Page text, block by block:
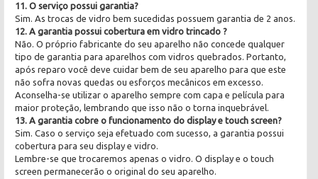
11. O serviço possui garantia?
Sim. As trocas de vidro bem sucedidas possuem garantia de 2 anos.
12. A garantia possui cobertura em vidro trincado ?
Não. O próprio fabricante do seu aparelho não concede qualquer
tipo de garantia para aparelhos com vidros quebrados. Portanto,
após reparo você deve cuidar bem de seu aparelho para que este
não sofra novas quedas ou esforços mecânicos em excesso.
Aconselha-se utilizar o aparelho sempre com capa e película para
maior proteção, lembrando que isso não o torna inquebrável.
13. A garantia cobre o funcionamento do display e touch screen?
Sim. Caso o serviço seja efetuado com sucesso, a garantia possui
cobertura para seu display e vidro.
Lembre-se que trocaremos apenas o vidro. O display e o touch
screen permanecerão o original do seu aparelho.